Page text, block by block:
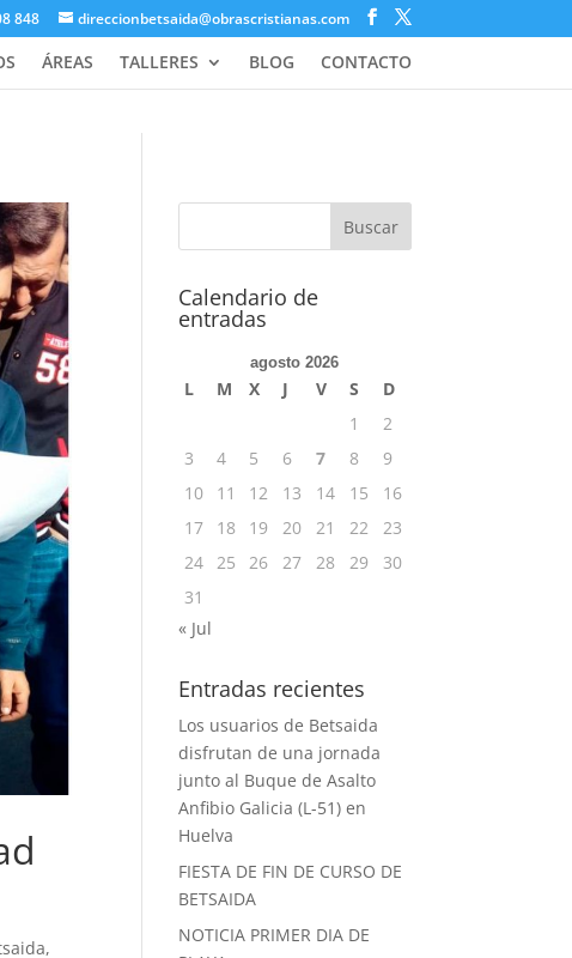
848 direccionbetsaida@obrascristianas.com
ÁREAS TALLERES BLOG CONTACTO
Calendario de
entradas
agosto 2026
L M X J V S
D
1
2
3
4 5 6 7 8
9
10
11 12 13 14 15
16
17
18 19 20 21 22
23
24 25 26 27 28 29
30
31
« Jul
Entradas recientes
Los usuarios de Betsaida
disfrutan de una jornada
junto al Buque de Asalto
Anfibio Galicia (L-51) en
Huelva
FIESTA DE FIN DE CURSO DE
BETSAIDA
NOTICIA PRIMER DIA DE